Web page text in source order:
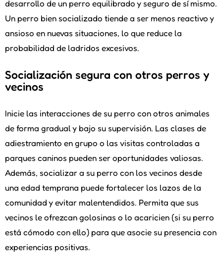
desarrollo de un perro equilibrado y seguro de sí mismo.
Un perro bien socializado tiende a ser menos reactivo y
ansioso en nuevas situaciones, lo que reduce la
probabilidad de ladridos excesivos.
Socialización segura con otros perros y
vecinos
Inicie las interacciones de su perro con otros animales
de forma gradual y bajo su supervisión. Las clases de
adiestramiento en grupo o las visitas controladas a
parques caninos pueden ser oportunidades valiosas.
Además, socializar a su perro con los vecinos desde
una edad temprana puede fortalecer los lazos de la
comunidad y evitar malentendidos. Permita que sus
vecinos le ofrezcan golosinas o lo acaricien (si su perro
está cómodo con ello) para que asocie su presencia con
experiencias positivas.